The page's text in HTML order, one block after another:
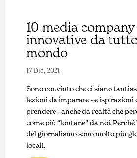
10 media company
innovative da
mondo
17 Dic, 2021
Sono convinto che ci siano
lezioni da imparare - e ispirazioni
prendere - anche da realtà che
come più “lontane” da noi. Perché
del giornalismo sono molto più
locali.